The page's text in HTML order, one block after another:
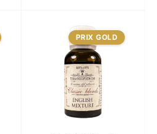
PRIX GOLD